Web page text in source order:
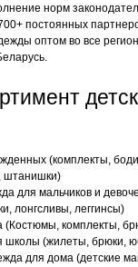
норм
постоянных
оптом во все
(комплекты,
штанишки)
для мальчиков и
лонгсливы, леггинсы)
(Костюмы, комплекты,
школы (жилеты, брюки,
для дома (детские